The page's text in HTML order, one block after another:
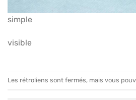
simple
visible
Les rétroliens sont fermés, mais vous